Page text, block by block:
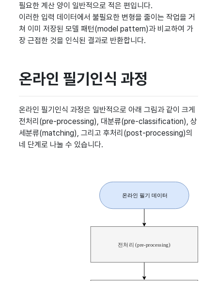
필요한 계산 양이 일반적으로 적은 편입니다.
이러한 입력 데이터에서 불필요한 변형을 줄이는 작업을 거
쳐 이미 저장된 모델 패턴(model pattern)과 비교하여 가
장 근접한 것을 인식된 결과로 반환합니다.
온라인 필기인식 과정
온라인 필기인식 과정은 일반적으로 아래 그림과 같이 크게
전처리(pre-processing), 대분류(pre-classification), 상
세분류(matching), 그리고 후처리(post-processing)의
네 단계로 나눌 수 있습니다.